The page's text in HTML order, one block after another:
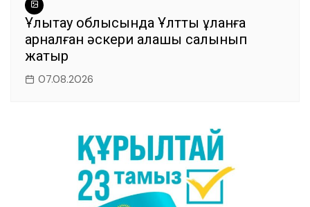
Ұлытау облысында Ұлттық ұланға
арналған әскери қалашық салынып
жатыр
07.08.2026